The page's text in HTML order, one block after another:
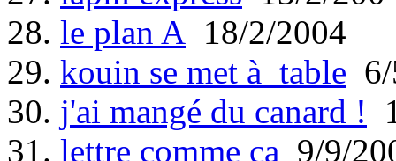
28. le plan A 18/2/2004
29. kouin se met à table
30. j'ai mangé du canard !
31. lettre comme ça 9/9/